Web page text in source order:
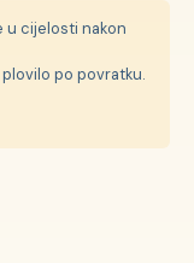
cijelosti nakon
po povratku.